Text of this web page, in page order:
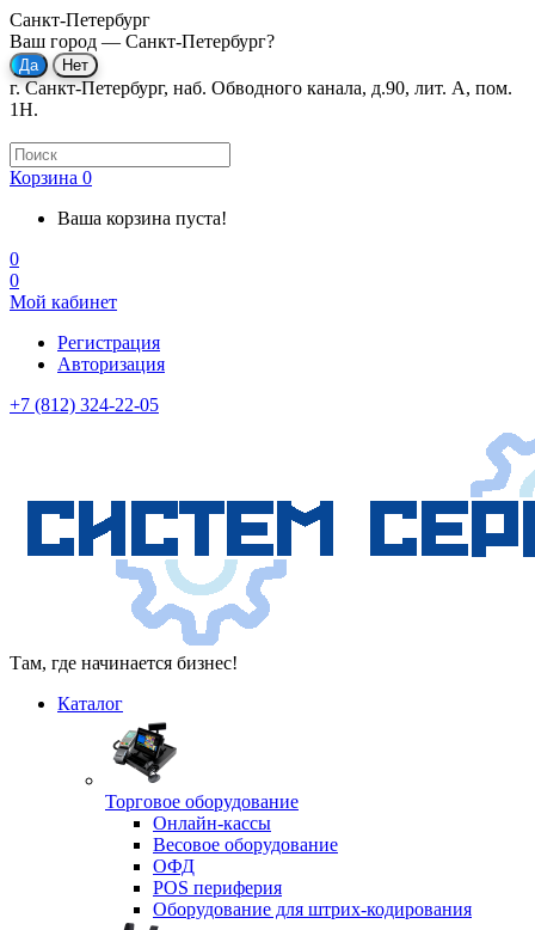
Санкт-Петербург
Ваш город — Санкт-Петербург?
г. Санкт-Петербург, наб. Обводного канала, д.90, лит. А, пом.
1Н.
Корзина 0
Ваша корзина пуста!
0
0
Мой кабинет
Регистрация
Авторизация
+7 (812) 324-22-05
Там, где начинается бизнес!
Каталог
Торговое оборудование
Онлайн-кассы
Весовое оборудование
ОФД
POS периферия
Оборудование для штрих-кодирования